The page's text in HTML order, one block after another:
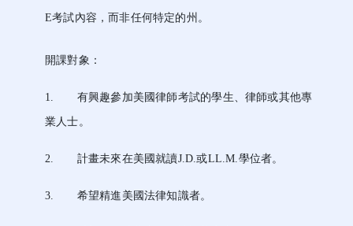
E考試內容，而非任何特定的州。
開課對象：
1. 有興趣參加美國律師考試的學生、律師或其他專
業人士。
2. 計畫未來在美國就讀J.D.或LL.M.學位者。
3. 希望精進美國法律知識者。